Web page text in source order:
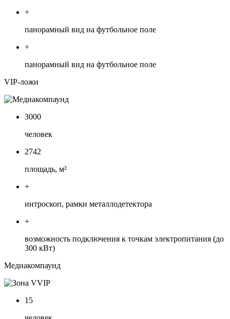
+
панорамный вид на футбольное поле
+
панорамный вид на футбольное поле
VIP-ложи
3000
человек
2742
площадь, м²
+
интроскоп, рамки металлодетектора
+
возможность подключения к точкам электропитания (до
300 кВт)
Медиакомпаунд
15